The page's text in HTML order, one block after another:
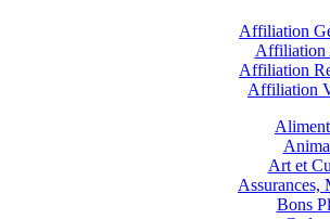
Affiliation
Affiliation
Affiliation
Affiliation
Art et
Assurances,
Bons